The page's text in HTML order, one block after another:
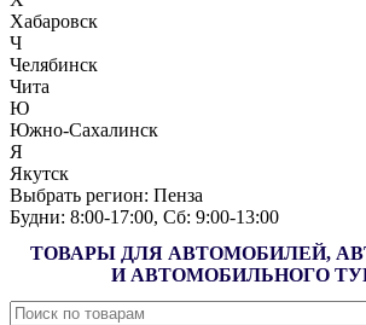
Хабаровск
Ч
Челябинск
Чита
Ю
Южно-Сахалинск
Я
Якутск
Выбрать регион: Пенза
Будни: 8:00‑17:00, Сб: 9:00‑13:00
ТОВАРЫ ДЛЯ АВТОМОБИЛЕЙ,
И АВТОМОБИЛЬНОГО